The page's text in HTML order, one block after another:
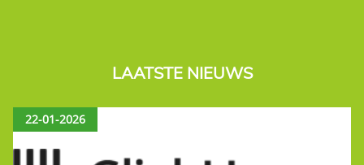
LAATSTE NIEUWS
22-01-2026